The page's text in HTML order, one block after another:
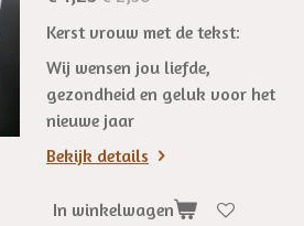
Kerst vrouw met de tekst:
Wij wensen jou liefde,
gezondheid en geluk voor het
nieuwe jaar
Bekijk details
In winkelwagen